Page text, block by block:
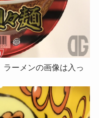
ーメンの画像は入っ